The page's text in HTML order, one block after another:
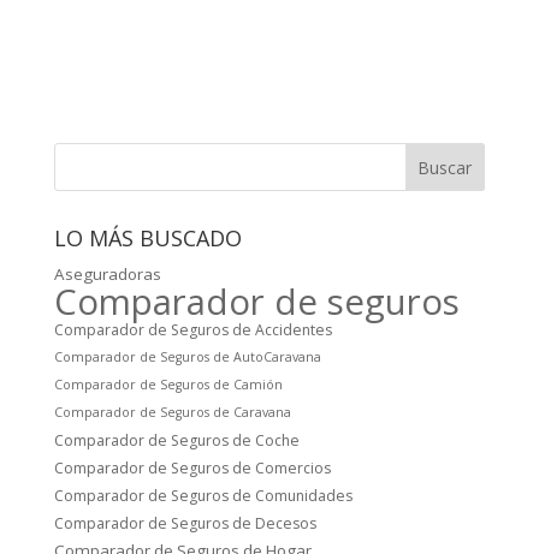
Buscar
LO MÁS BUSCADO
Aseguradoras
Comparador de seguros
Comparador de Seguros de Accidentes
Comparador de Seguros de AutoCaravana
Comparador de Seguros de Camión
Comparador de Seguros de Caravana
Comparador de Seguros de Coche
Comparador de Seguros de Comercios
Comparador de Seguros de Comunidades
Comparador de Seguros de Decesos